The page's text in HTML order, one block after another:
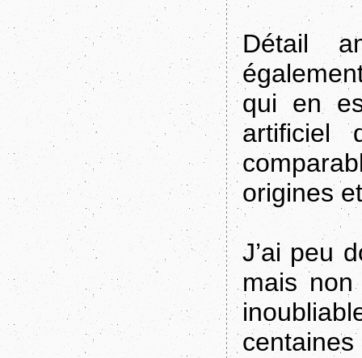
Détail
qui en
artificiel
origines
J’ai peu
mais